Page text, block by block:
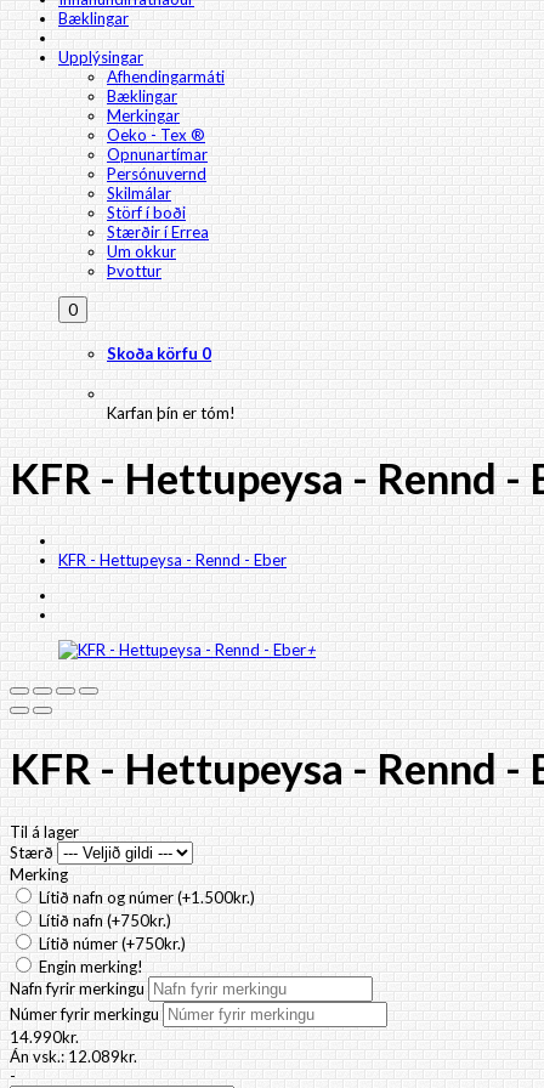
Bæklingar
Upplýsingar
Afhendingarmáti
Bæklingar
Merkingar
Oeko - Tex ®
Opnunartímar
Persónuvernd
Skilmálar
Störf í boði
Stærðir í Errea
Um okkur
Þvottur
0
Skoða körfu 0
Karfan þín er tóm!
KFR - Hettupeysa - Rennd -
KFR - Hettupeysa - Rennd - Eber
+
KFR - Hettupeysa - Rennd -
Til á lager
Stærð
Merking
Lítið nafn og númer (+1.500kr.)
Lítið nafn (+750kr.)
Lítið númer (+750kr.)
Engin merking!
Nafn fyrir merkingu
Númer fyrir merkingu
14.990kr.
Án vsk.: 12.089kr.
-